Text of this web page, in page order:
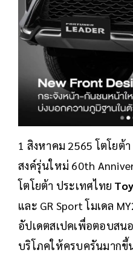
1 สิงหาคม 2565 โตโยต้
สงค์รุ่นใหม่ 60th
โตโยต้า ประเทศไทย
และ GR Sport โมเดล
อัปเดตสเปคเพื่อตอบสน
บริโภคให้ครบครันมากขึ้